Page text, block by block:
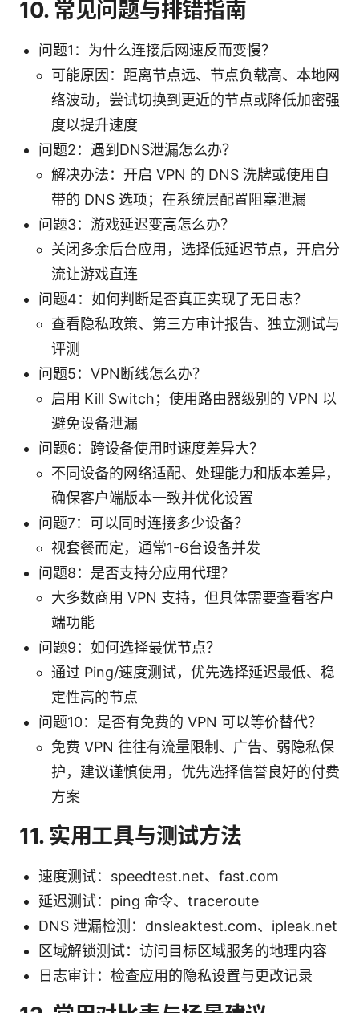
10. 常见问题与排错指南
问题1：为什么连接后网速反而变慢？
可能原因：距离节点远、节点负载高、本地网
络波动，尝试切换到更近的节点或降低加密强
度以提升速度
问题2：遇到DNS泄漏怎么办？
解决办法：开启 VPN 的 DNS 洗牌或使用自
带的 DNS 选项；在系统层配置阻塞泄漏
问题3：游戏延迟变高怎么办？
关闭多余后台应用，选择低延迟节点，开启分
流让游戏直连
问题4：如何判断是否真正实现了无日志？
查看隐私政策、第三方审计报告、独立测试与
评测
问题5：VPN断线怎么办？
启用 Kill Switch；使用路由器级别的 VPN 以
避免设备泄漏
问题6：跨设备使用时速度差异大？
不同设备的网络适配、处理能力和版本差异，
确保客户端版本一致并优化设置
问题7：可以同时连接多少设备？
视套餐而定，通常1-6台设备并发
问题8：是否支持分应用代理？
大多数商用 VPN 支持，但具体需要查看客户
端功能
问题9：如何选择最优节点？
通过 Ping/速度测试，优先选择延迟最低、稳
定性高的节点
问题10：是否有免费的 VPN 可以等价替代？
免费 VPN 往往有流量限制、广告、弱隐私保
护，建议谨慎使用，优先选择信誉良好的付费
方案
11. 实用工具与测试方法
速度测试：speedtest.net、fast.com
延迟测试：ping 命令、traceroute
DNS 泄漏检测：dnsleaktest.com、ipleak.net
区域解锁测试：访问目标区域服务的地理内容
日志审计：检查应用的隐私设置与更改记录